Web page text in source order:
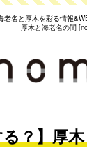
老名と厚木を彩る情報
厚木と海老名の間
？】厚